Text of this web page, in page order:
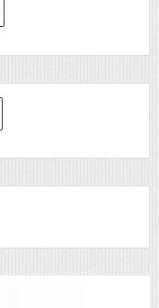
CX37DTNF
AL-C300DTN
Epson WorkForce
Epson WorkForce